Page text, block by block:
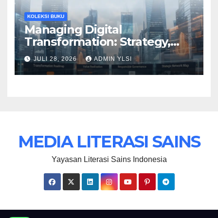
KOLEKSI BUKU
Managing Digital
Transformation: Strategy,
Responsible Governance,
and Value Realisation
JULI 28, 2026 ADMIN YLSI
MEDIA LITERASI SAINS
Yayasan Literasi Sains Indonesia